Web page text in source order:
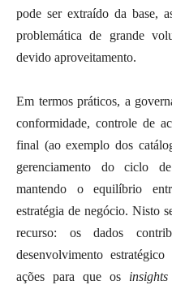
pode ser extraído da base,
problemática de grande
devido aproveitamento.
Em termos práticos, a
conformidade, controle de
final (ao exemplo dos
gerenciamento do ciclo
mantendo o equilíbrio
estratégia de negócio. Nisto
recurso: os dados
desenvolvimento
ações para que os insights